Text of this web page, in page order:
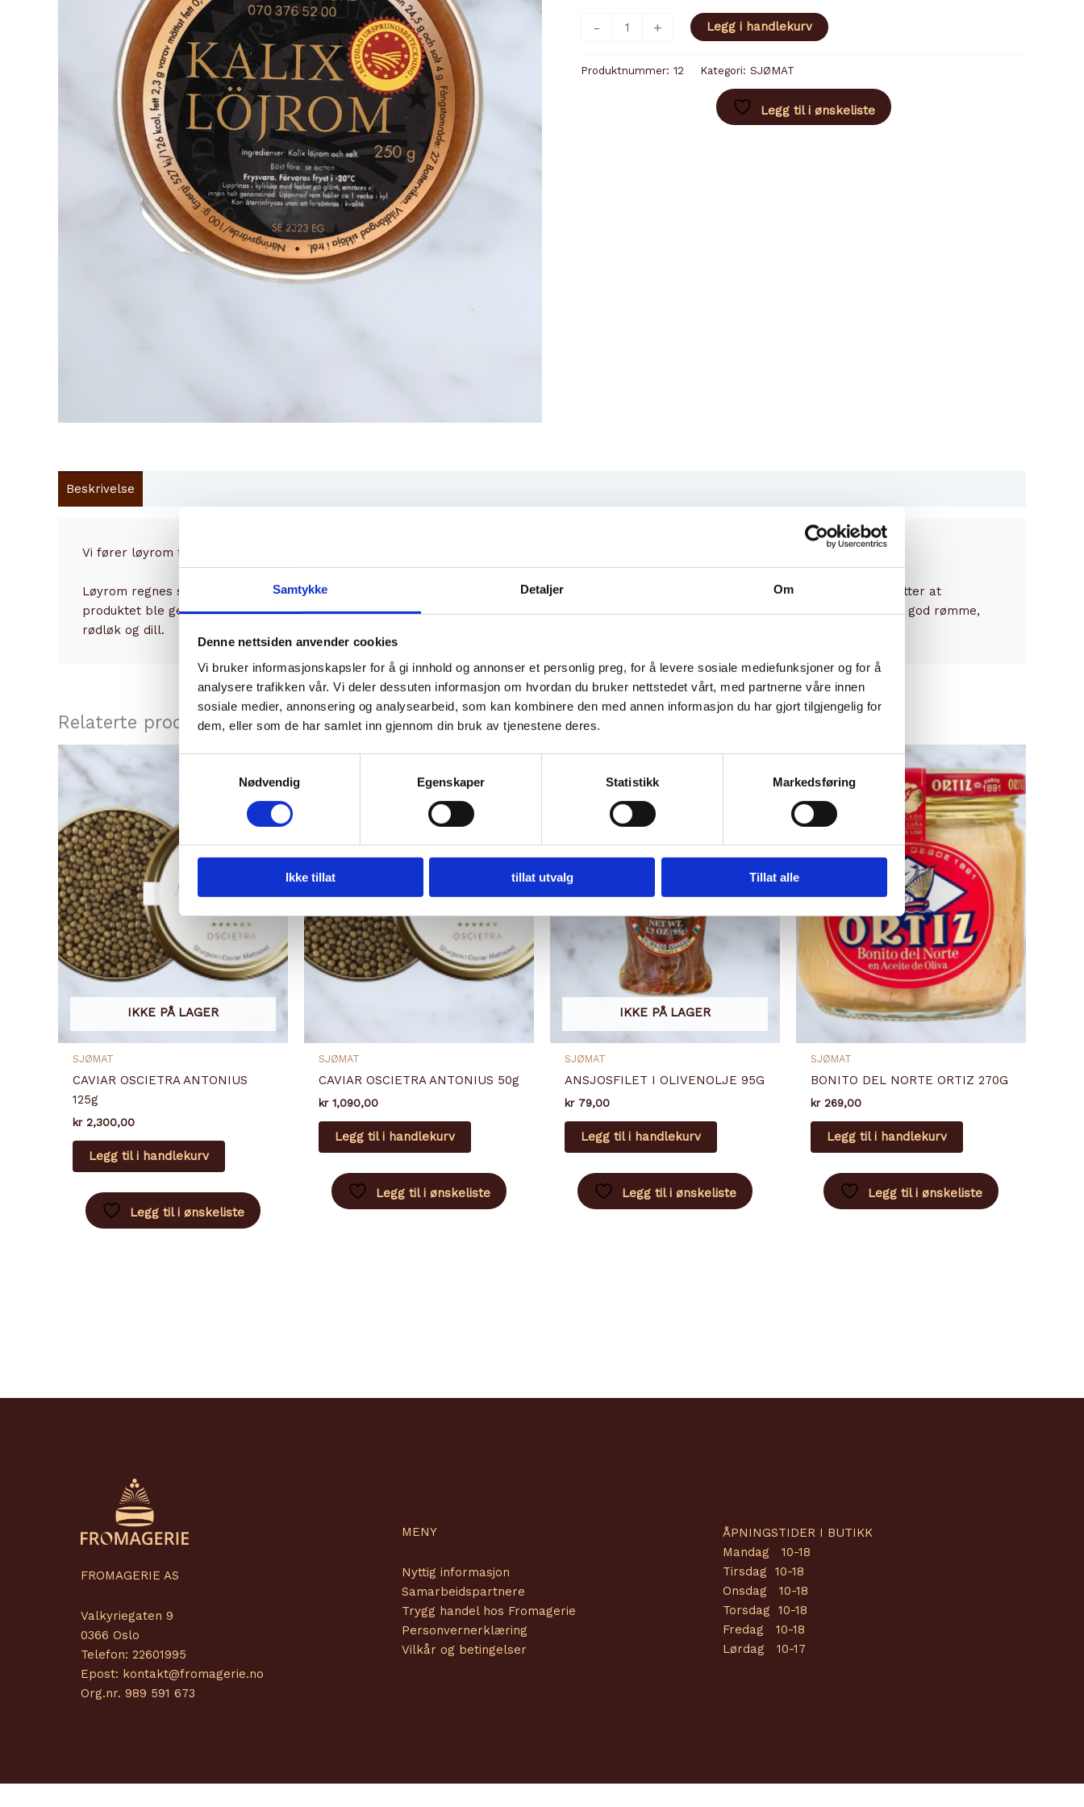
Samtykke Detaljer Om
Denne nettsiden anvender cookies
Vi bruker informasjonskapsler for å gi innhold og annonser et personlig preg, for å levere sosiale mediefunksjoner og for å
analysere trafikken vår. Vi deler dessuten informasjon om hvordan du bruker nettstedet vårt, med partnerne våre innen
sosiale medier, annonsering og analysearbeid, som kan kombinere den med annen informasjon du har gjort tilgjengelig for
dem, eller som de har samlet inn gjennom din bruk av tjenestene deres.
Nødvendig
Egenskaper Statistikk Markedsføring
Ikke tillat tillat utvalg Tillat alle
- + Legg i handlekurv
Produktnummer: 12 Kategori: SJØMAT
Legg til i ønskeliste
Beskrivelse
Vi fører løyrom fra Thomas Innala som regnes for å ha den beste kvaliteten.
Løyrom regnes som en delikatesse fra øverste hylle. Det er kun løyrom som lages i Kalix i Norrbotten i Sverige som kan kalles løyrom, etter at
produktet ble geografisk opprinnelsesbeskyttet i 2010. Egner seg ypperlig som forrett, og serveres ofte på blinis/sveler sammen med en god rømme,
rødløk og dill.
Relaterte produkter
IKKE PÅ LAGER
SJØMAT
CAVIAR OSCIETRA ANTONIUS
125g
kr2,300,00
Legg til i handlekurv
Legg til i ønskeliste
SJØMAT
CAVIAR OSCIETRA ANTONIUS 50g
kr1,090,00
Legg til i handlekurv
Legg til i ønskeliste
IKKE PÅ LAGER
SJØMAT
ANSJOSFILET I OLIVENOLJE 95G
kr79,00
Legg til i handlekurv
Legg til i ønskeliste
SJØMAT
BONITO DEL NORTE ORTIZ 270G
kr269,00
Legg til i handlekurv
Legg til i ønskeliste
FROMAGERIE AS
Valkyriegaten 9
0366 Oslo
Telefon: 22601995
Epost: kontakt@fromagerie.no
Org.nr. 989 591 673
MENY
Nyttig informasjon
Samarbeidspartnere
Trygg handel hos Fromagerie
Personvernerklæring
Vilkår og betingelser
ÅPNINGSTIDER I BUTIKK
Mandag 10-18
Tirsdag 10-18
Onsdag 10-18
Torsdag 10-18
Fredag 10-18
Lørdag 10-17